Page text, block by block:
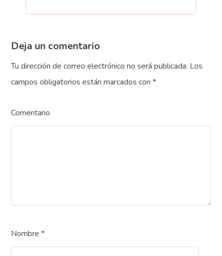
Deja un comentario
Tu dirección de correo electrónico no será publicada. Los
campos obligatorios están marcados con*
Comentario
Nombre*